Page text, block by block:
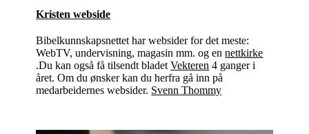
Kristen webside
Bibelkunnskapsnettet har websider for det meste:
WebTV, undervisning, magasin mm. og ennettkirke
.Du kan også få tilsendt bladetVekteren 4 ganger i
året. Om du ønsker kan du herfra gå inn på
medarbeidernes websider. Svenn Thommy